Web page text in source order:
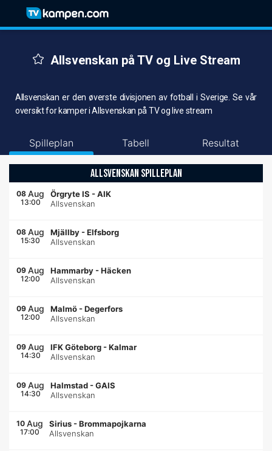
Allsvenskan på TV og Live Stream
Allsvenskan er den øverste divisjonen av fotball i Sverige. Se vår
oversikt for kamper i Allsvenskan på TV og live stream
Spilleplan Tabell Resultat
ALLSVENSKAN SPILLEPLAN
08 Aug
13:00
Örgryte IS -AIK
Allsvenskan
08 Aug
15:30
Mjällby -Elfsborg
Allsvenskan
09 Aug
12:00
Hammarby -Häcken
Allsvenskan
09 Aug
12:00
Malmö -Degerfors
Allsvenskan
09 Aug
14:30
IFK Göteborg -Kalmar
Allsvenskan
09 Aug
14:30
Halmstad -GAIS
Allsvenskan
10 Aug
17:00
Sirius -Brommapojkarna
Allsvenskan